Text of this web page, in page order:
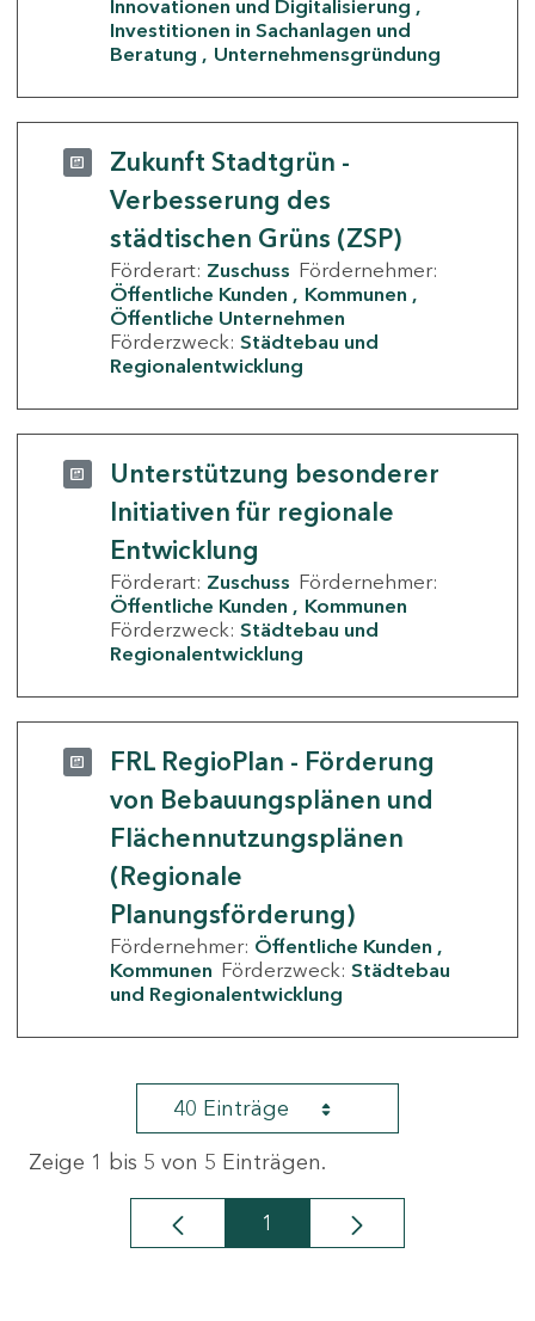
Innovationen und Digitalisierung
Investitionen in Sachanlagen und
Beratung
Unternehmensgründung
Zukunft Stadtgrün -
Verbesserung des
städtischen Grüns (ZSP)
Förderart: Zuschuss Fördernehmer:
Öffentliche Kunden
Kommunen
Öffentliche Unternehmen
Förderzweck: Städtebau und
Regionalentwicklung
Unterstützung besonderer
Initiativen für regionale
Entwicklung
Förderart: Zuschuss Fördernehmer:
Öffentliche Kunden
Kommunen
Förderzweck: Städtebau und
Regionalentwicklung
FRL RegioPlan - Förderung
von Bebauungsplänen und
Flächennutzungsplänen
(Regionale
Planungsförderung)
Fördernehmer: Öffentliche Kunden
Kommunen Förderzweck: Städtebau
und Regionalentwicklung
40 Einträge
Zeige 1 bis 5 von 5 Einträgen.
Seite
1